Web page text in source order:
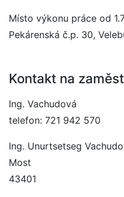
Místo výkonu práce od
Pekárenská č.p. 30,
Kontakt na
Ing. Vachudová
telefon: 721 942 570
Ing. Unurtsetseg
Most
43401